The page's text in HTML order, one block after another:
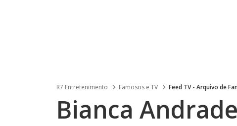
R7 Entretenimento Famosos e TV Feed TV - Arquivo de
Bianca